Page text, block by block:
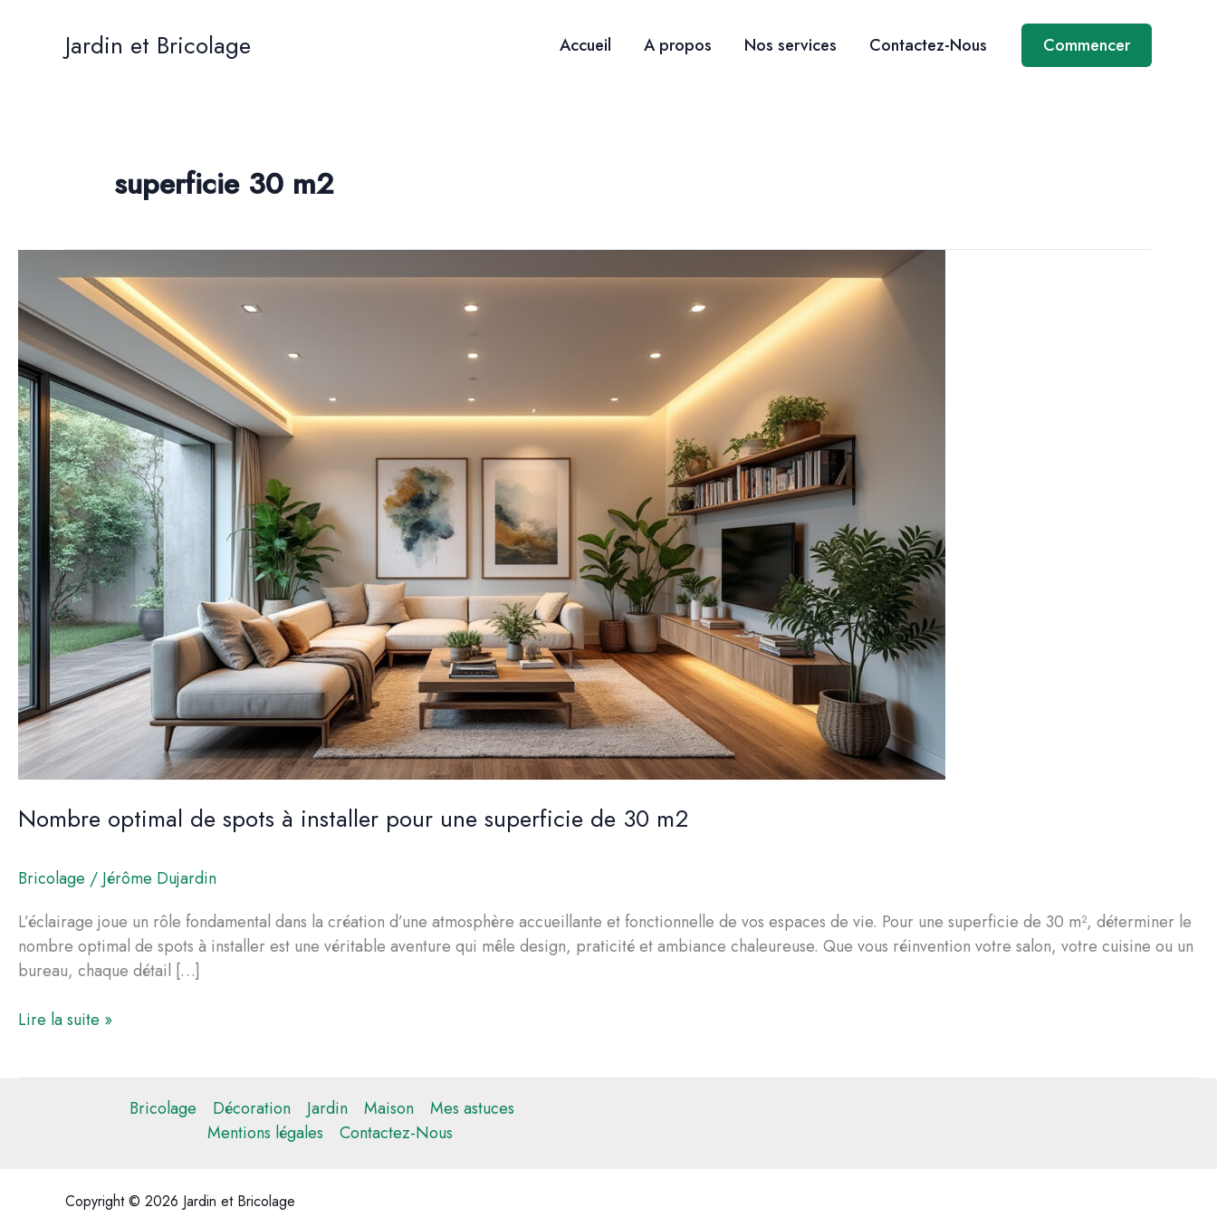
Jardin et Bricolage Accueil A propos Nos services Contactez-Nous Commencer
superficie 30 m2
Nombre optimal de spots à installer pour une superficie de 30 m2
Bricolage / Jérôme Dujardin
L’éclairage joue un rôle fondamental dans la création d’une atmosphère accueillante et fonctionnelle de vos espaces de vie. Pour une superficie de 30 m², déterminer le
nombre optimal de spots à installer est une véritable aventure qui mêle design, praticité et ambiance chaleureuse. Que vous réinvention votre salon, votre cuisine ou un
bureau, chaque détail […]
Nombre
Lire la suite »
Bricolage Décoration Jardin Maison
Mes astuces
Mentions légales
Contactez-Nous
Copyright © 2026 Jardin et Bricolage